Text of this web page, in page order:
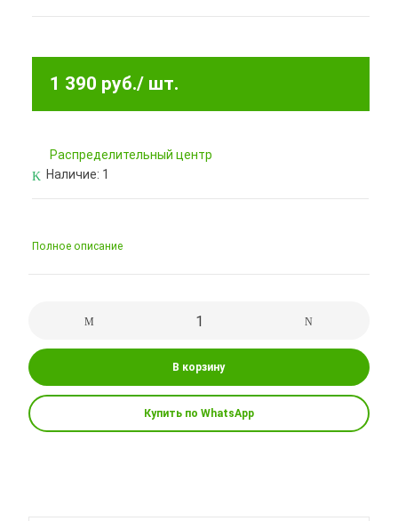
1 390 руб./ шт.
Pаспределительный центр
Наличие: 1
Полное описание
В корзину
Купить по WhatsApp